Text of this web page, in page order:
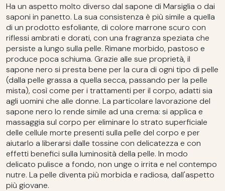
Ha un aspetto molto diverso dal sapone di Marsiglia o dai
saponi in panetto. La sua consistenza è più simile a quella
di un prodotto esfoliante, di colore marrone scuro con
riflessi ambrati e dorati, con una fragranza speziata che
persiste a lungo sulla pelle. Rimane morbido, pastoso e
produce poca schiuma. Grazie alle sue proprietà, il
sapone nero si presta bene per la cura di ogni tipo di pelle
(dalla pelle grassa a quella secca, passando per la pelle
mista), così come per i trattamenti per il corpo, adatti sia
agli uomini che alle donne. La particolare lavorazione del
sapone nero lo rende simile ad una crema: si applica e
massaggia sul corpo per eliminare lo strato superficiale
delle cellule morte presenti sulla pelle del corpo e per
aiutarlo a liberarsi dalle tossine con delicatezza e con
effetti benefici sulla luminosità della pelle. In modo
delicato pulisce a fondo, non unge o irrita e nel contempo
nutre. La pelle diventa più morbida e radiosa, dall'aspetto
più giovane.